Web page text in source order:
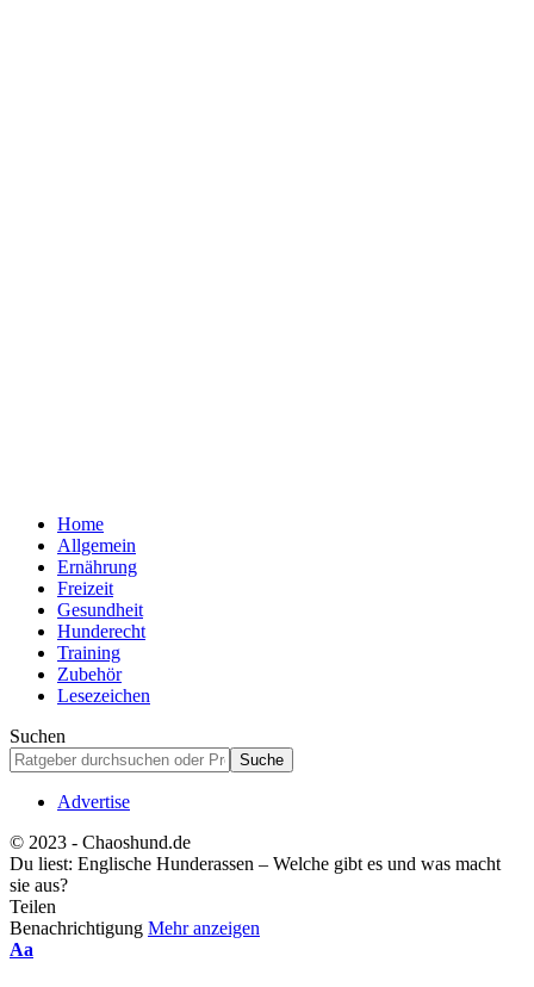
Home
Allgemein
Ernährung
Freizeit
Gesundheit
Hunderecht
Training
Zubehör
Lesezeichen
Suchen
Advertise
© 2023 - Chaoshund.de
Du liest: Englische Hunderassen – Welche gibt es und was macht
sie aus?
Teilen
Benachrichtigung Mehr anzeigen
Schriftgrößenanpassung
Aa